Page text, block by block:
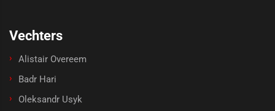
Vechters
Alistair Overeem
Badr Hari
Oleksandr Usyk